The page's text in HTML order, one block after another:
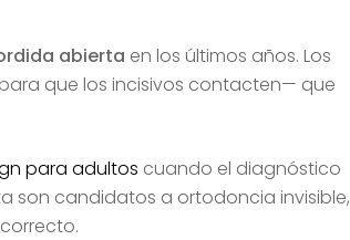
abierta en los últimos años. Los
que los incisivos contacten— que
para adultos cuando el diagnóstico
son candidatos a ortodoncia invisible,